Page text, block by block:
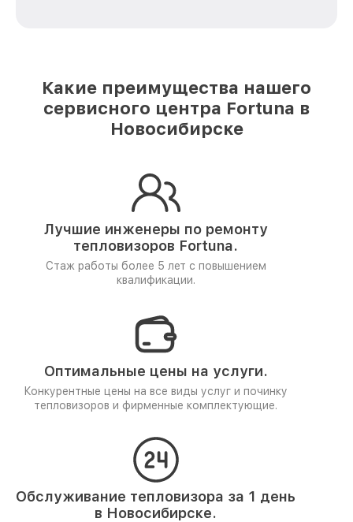
Какие преимущества нашего
сервисного центра Fortuna в
Новосибирске
Лучшие инженеры по ремонту
тепловизоров Fortuna.
Стаж работы более 5 лет с повышением
квалификации.
Оптимальные цены на услуги.
Конкурентные цены на все виды услуг и починку
тепловизоров и фирменные комплектующие.
Обслуживание тепловизора за 1 день
в Новосибирске.